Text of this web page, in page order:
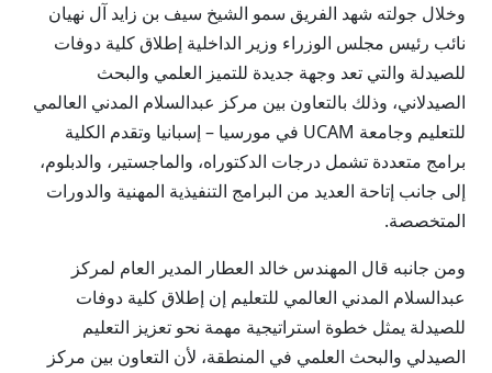
وخلال جولته شهد الفريق سمو الشيخ سيف بن زايد آل نهيان
نائب رئيس مجلس الوزراء وزير الداخلية إطلاق كلية دوفات
للصيدلة والتي تعد وجهة جديدة للتميز العلمي والبحث
الصيدلاني، وذلك بالتعاون بين مركز عبدالسلام المدني العالمي
للتعليم وجامعة UCAM في مورسيا – إسبانيا وتقدم الكلية
برامج متعددة تشمل درجات الدكتوراه، والماجستير، والدبلوم،
إلى جانب إتاحة العديد من البرامج التنفيذية المهنية والدورات
المتخصصة.
ومن جانبه قال المهندس خالد العطار المدير العام لمركز
عبدالسلام المدني العالمي للتعليم إن إطلاق كلية دوفات
للصيدلة يمثل خطوة استراتيجية مهمة نحو تعزيز التعليم
الصيدلي والبحث العلمي في المنطقة، لأن التعاون بين مركز